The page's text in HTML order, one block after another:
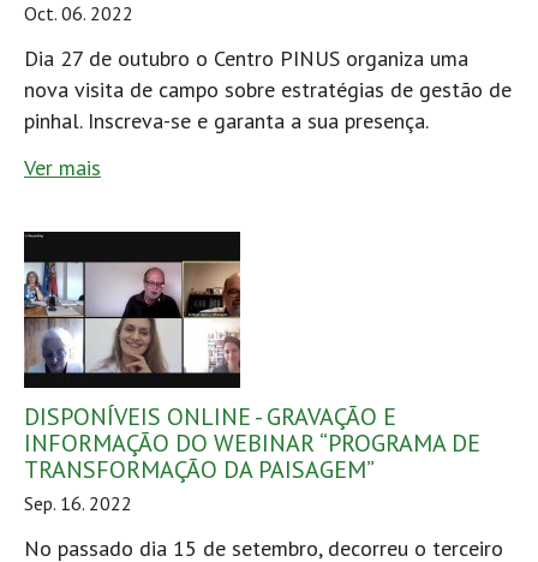
Oct. 06. 2022
Dia 27 de outubro o Centro PINUS organiza uma
nova visita de campo sobre estratégias de gestão de
pinhal. Inscreva-se e garanta a sua presença.
Ver mais
DISPONÍVEIS ONLINE - GRAVAÇÃO E
INFORMAÇÃO DO WEBINAR “PROGRAMA DE
TRANSFORMAÇÃO DA PAISAGEM”
Sep. 16. 2022
No passado dia 15 de setembro, decorreu o terceiro